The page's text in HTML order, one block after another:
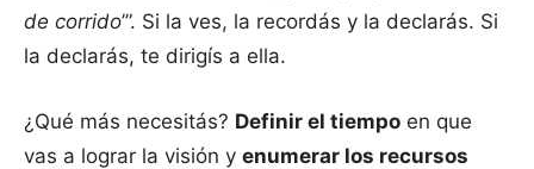
de corrido’”. Si la ves, la recordás y la declarás. Si
la declarás, te dirigís a ella.
¿Qué más necesitás? Definir el tiempo en que
vas a lograr la visión y enumerar los recursos